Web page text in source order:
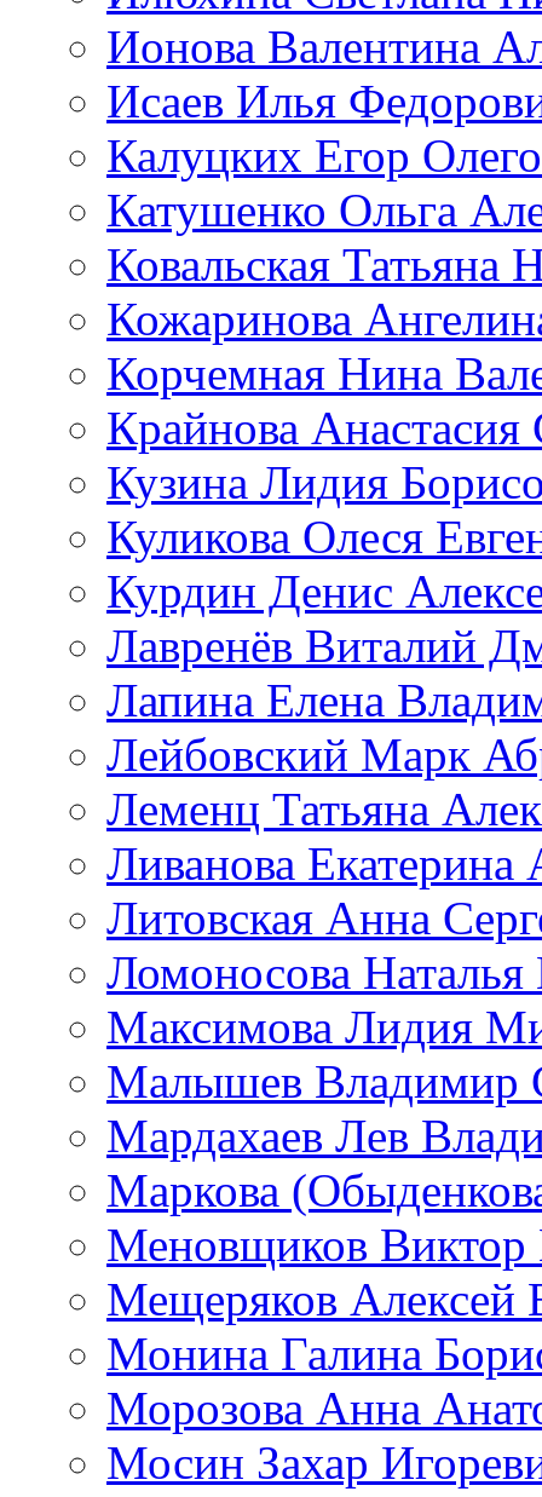
Ионова Валентина
Исаев Илья
Калуцких Егор
Катушенко Ольга
Ковальская Татьяна
Кожаринова
Корчемная Нина
Крайнова Анастасия
Кузина Лидия
Куликова Олеся
Курдин Денис
Лавренёв Виталий
Лапина Елена
Лейбовский Марк
Леменц Татьяна
Ливанова Екатерина
Литовская Анна
Ломоносова
Максимова Лидия
Малышев Владимир
Мардахаев Лев
Маркова
Меновщиков
Мещеряков Алексей
Монина Галина
Морозова Анна
Мосин Захар